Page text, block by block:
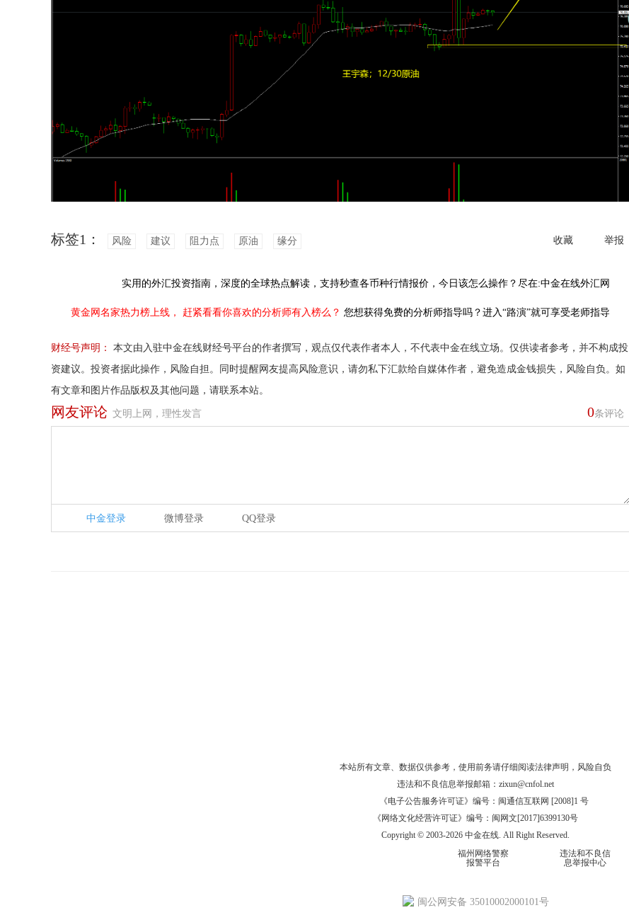
收藏 举报
标签1： 风险 建议 阻力点 原油 缘分
实用的外汇投资指南， 深度的全球热点解读， 支持秒查各币种行情报价，今日该怎么操作？尽在:中金在线外汇网
黄金网名家热力榜上线， 赶紧看看你喜欢的分析师有入榜么？ 您想获得免费的分析师指导吗？进入“路演”就可享受老师指导
财经号声明：
本文由入驻中金在线财经号平台的作者撰写，观点仅代表作者本人，不代表中金在线立场。仅供读者参考，并不构成投
资建议。投资者据此操作，风险自担。同时提醒网友提高风险意识，请勿私下汇款给自媒体作者，避免造成金钱损失，风险自负。如
有文章和图片作品版权及其他问题，请联系本站。
0条评论
网友评论 文明上网，理性发言
中金登录 微博登录 QQ登录
本站所有文章、数据仅供参考，使用前务请仔细阅读法律声明 ，风险自负
违法和不良信息举报邮箱： zixun@cnfol.net
《电子公告服务许可证》编号：闽通信互联网 [2008]1 号
《网络文化经营许可证》编号：闽网文[2017]6399130号
Copyright © 2003-2026 中金在线. All Right Reserved.
福州网络警察
报警平台
违法和不良信
息举报中心
闽公网安备 35010002000101号